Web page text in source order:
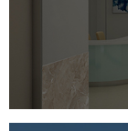
医药医疗